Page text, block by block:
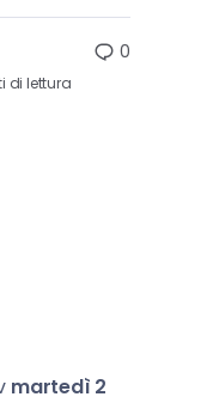
di lettura
0
martedì 2